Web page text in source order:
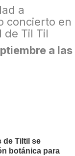
a
concierto en
Til Til
a las
de Tiltil se
botánica para